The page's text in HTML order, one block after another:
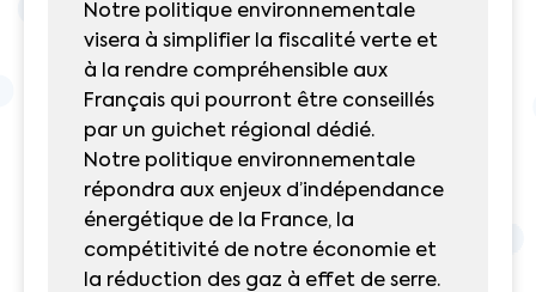
Notre politique environnementale
visera à simplifier la fiscalité verte et
à la rendre compréhensible aux
Français qui pourront être conseillés
par un guichet régional dédié.
Notre politique environnementale
répondra aux enjeux d’indépendance
énergétique de la France, la
compétitivité de notre économie et
la réduction des gaz à effet de serre.